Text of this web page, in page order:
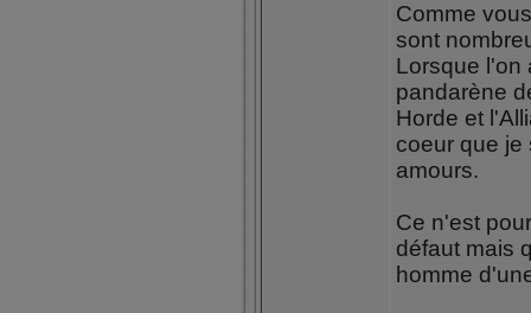
Comme
sont
Lorsque l'on
pandarène
Horde et
coeur que je
amours.
Ce n'est
défaut mais
homme